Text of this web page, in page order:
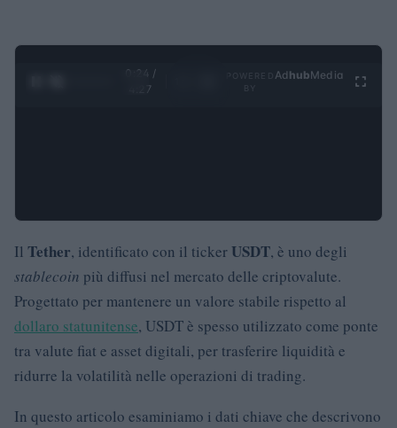
0:25 /
4:27
Ad hubMedia
Il Tether, identificato con il ticker USDT, è uno degli
stablecoin più diffusi nel mercato delle criptovalute.
Progettato per mantenere un valore stabile rispetto al
dollaro statunitense, USDT è spesso utilizzato come ponte
tra valute fiat e asset digitali, per trasferire liquidità e
ridurre la volatilità nelle operazioni di trading.
In questo articolo esaminiamo i dati chiave che descrivono